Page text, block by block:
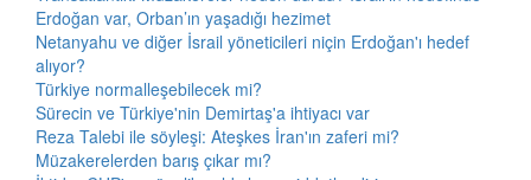
Erdoğan var, Orban’ın yaşadığı hezimet
Netanyahu ve diğer İsrail yöneticileri niçin Erdoğan'ı hedef
alıyor?
Türkiye normalleşebilecek mi?
Sürecin ve Türkiye'nin Demirtaş'a ihtiyacı var
Reza Talebi ile söyleşi: Ateşkes İran'ın zaferi mi?
Müzakerelerden barış çıkar mı?